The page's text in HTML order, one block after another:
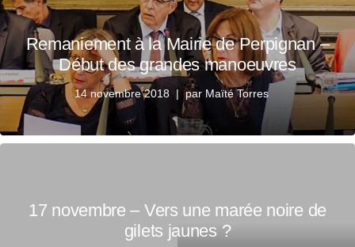
Remaniement à la Mairie de Perpignan –
Début des grandes manoeuvres
14 novembre 2018 par Maïté Torres
17 novembre – Vers une marée noire de
gilets jaunes ?